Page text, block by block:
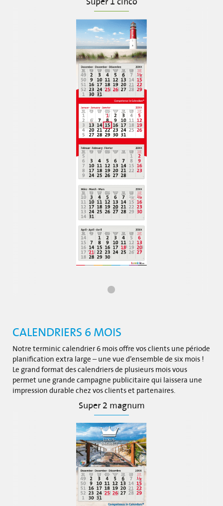
CALENDRIERS 6 MOIS
Notre terminic calendrier 6 mois offre vos clients une période
planification extra large – une vue d’ensemble de six mois !
Le grand format des calendriers de plusieurs mois vous
permet une grande campagne publicitaire qui laissera une
impression durable chez vos clients et partenaires.
Super 2 magnum